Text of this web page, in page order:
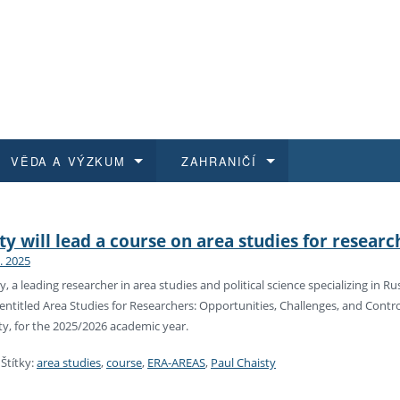
dokumenty
pro zaměstnance E-
a jak se přihlásit
programy
průběhu přijímacího řízení
magisterské studium
VĚDA A VÝZKUM
na FF UK
kvalifikace
ZAHRANIČÍ
a výběrová řízení
East
will lead a course on area studies for
2025
a leading researcher in area studies and political science specializing in
Area Studies for Researchers: Opportunities, Challenges, and
for the 2025/2026 academic year.
Štítky:area studies,course, ERA-AREAS, Paul Chaisty